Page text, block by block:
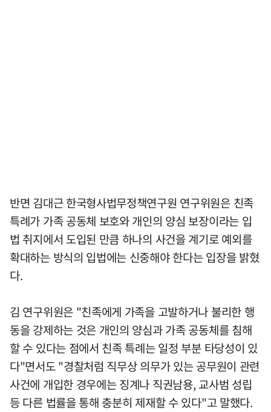
반면 김대근 한국형사법무정책연구원 연구위원은 친족
특례가 가족 공동체 보호와 개인의 양심 보장이라는 입
법 취지에서 도입된 만큼 하나의 사건을 계기로 예외를
확대하는 방식의 입법에는 신중해야 한다는 입장을 밝혔
다.
김 연구위원은 "친족에게 가족을 고발하거나 불리한 행
동을 강제하는 것은 개인의 양심과 가족 공동체를 침해
할 수 있다는 점에서 친족 특례는 일정 부분 타당성이 있
다"면서도 "경찰처럼 직무상 의무가 있는 공무원이 관련
사건에 개입한 경우에는 징계나 직권남용, 교사범 성립
등 다른 법률을 통해 충분히 제재할 수 있다"고 말했다.